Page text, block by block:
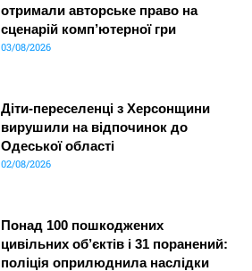
отримали авторське право на
сценарій комп’ютерної гри
03/08/2026
Діти-переселенці з Херсонщини
вирушили на відпочинок до
Одеської області
02/08/2026
Понад 100 пошкоджених
цивільних об’єктів і 31 поранений:
поліція оприлюднила наслідки